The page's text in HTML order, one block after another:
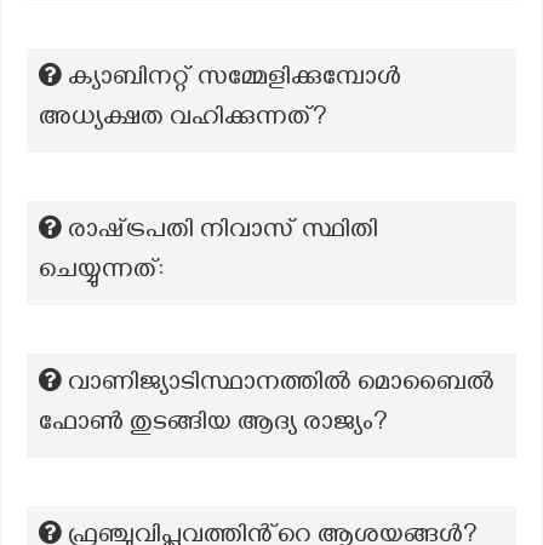
ക്യാബിനറ്റ് സമ്മേളിക്കുമ്പോൾ
അധ്യക്ഷത വഹിക്കുന്നത്?
രാഷ്‌ട്രപതി നിവാസ് സ്ഥിതി
ചെയ്യുന്നത്:
വാണിജ്യാടിസ്ഥാനത്തിൽ മൊബൈൽ
ഫോൺ തുടങ്ങിയ ആദ്യ രാജ്യം?
ഫ്രഞ്ചുവിപ്ലവത്തിൻ്റെ ആശയങ്ങൾ?